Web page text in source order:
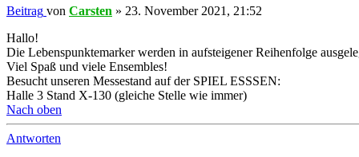
Beitrag von Carsten » 23. November 2021, 21:52
Hallo!
Die Lebenspunktemarker werden in aufsteigener Reihenfolge
Viel Spaß und viele Ensembles!
Besucht unseren Messestand auf der SPIEL ESSSEN:
Halle 3 Stand X-130 (gleiche Stelle wie immer)
Nach oben
Antworten